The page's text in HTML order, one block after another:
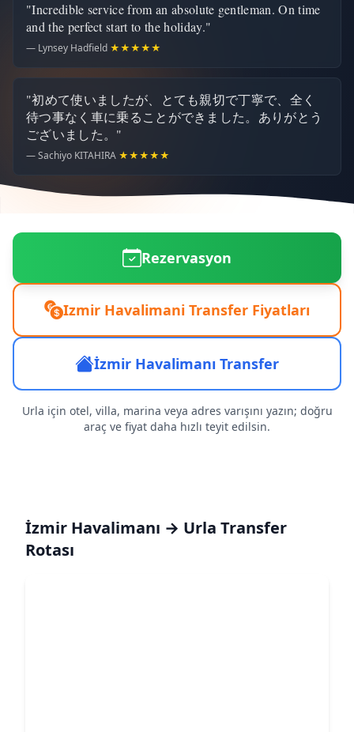
"Incredible service from an absolute gentleman. On time
and the perfect start to the holiday."
— Lynsey Hadfield ★★★★★
"初めて使いましたが、とても親切で丁寧で、全く
待つ事なく車に乗ることができました。ありがとう
ございました。"
— Sachiyo KITAHIRA ★★★★★
Rezervasyon
Izmir Havalimani Transfer Fiyatları
İzmir Havalimanı Transfer
Urla için otel, villa, marina veya adres varışını yazın; doğru
araç ve fiyat daha hızlı teyit edilsin.
İzmir Havalimanı → Urla Transfer
Rotası